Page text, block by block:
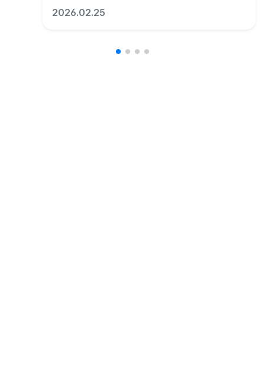
2026.02.25